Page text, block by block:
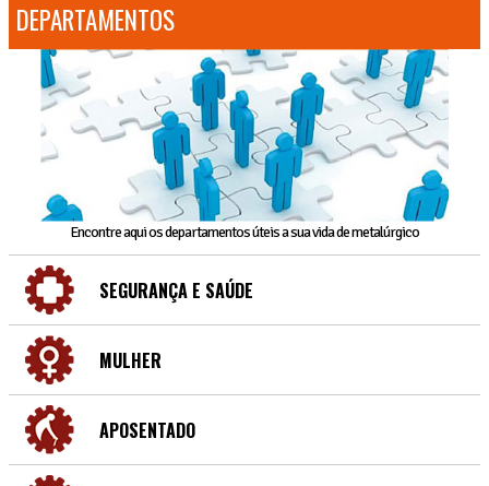
DEPARTAMENTOS
Encontre aqui os departamentos úteis a sua vida de metalúrgico
SEGURANÇA E SAÚDE
MULHER
APOSENTADO